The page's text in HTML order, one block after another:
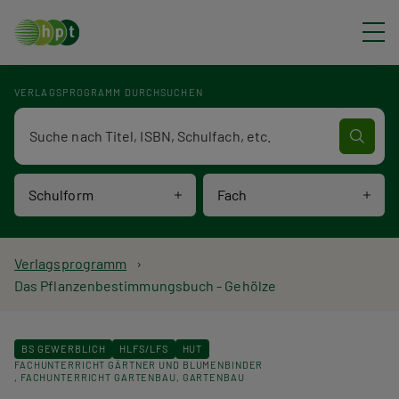
VERLAGSPROGRAMM DURCHSUCHEN
Schulform Fach
Verlagsprogramm Volltextsuche
P
a
d
Verlagsprogramm
Das Pflanzenbestimmungsbuch - Gehölze
BS GEWERBLICH HLFS/LFS
HUT
FACHUNTERRICHT GÄRTNER UND BLUMENBINDER
FACHUNTERRICHT GARTENBAU
GARTENBAU